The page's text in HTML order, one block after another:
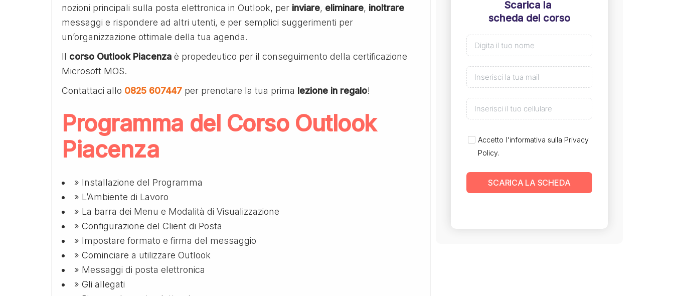
nozioni principali sulla posta elettronica in Outlook, per inviare, eliminare, inoltrare
messaggi e rispondere ad altri utenti, e per semplici suggerimenti per
un’organizzazione ottimale della tua agenda.
Il corso Outlook Piacenza è propedeutico per il conseguimento della certificazione
Microsoft MOS.
Contattaci allo 0825 607447 per prenotare la tua prima lezione in regalo!
Programma del Corso Outlook
Piacenza
» Installazione del Programma
» L’Ambiente di Lavoro
» La barra dei Menu e Modalità di Visualizzazione
» Configurazione del Client di Posta
» Impostare formato e firma del messaggio
» Cominciare a utilizzare Outlook
» Messaggi di posta elettronica
» Gli allegati
Scarica la
scheda del corso
Accetto l'informativa sulla Privacy
Policy.
SCARICA LA SCHEDA